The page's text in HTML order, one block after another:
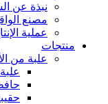
نبذة عن
مصنع
عملية
منتجات
علبة من